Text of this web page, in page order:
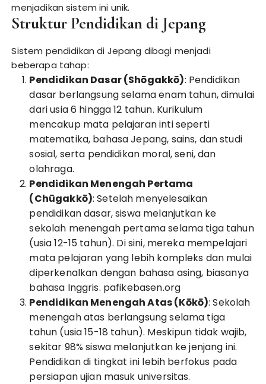
menjadikan sistem ini unik.
Struktur Pendidikan di Jepang
Sistem pendidikan di Jepang dibagi menjadi
beberapa tahap:
Pendidikan Dasar (Shōgakkō): Pendidikan
dasar berlangsung selama enam tahun, dimulai
dari usia 6 hingga 12 tahun. Kurikulum
mencakup mata pelajaran inti seperti
matematika, bahasa Jepang, sains, dan studi
sosial, serta pendidikan moral, seni, dan
olahraga.
Pendidikan Menengah Pertama
(Chūgakkō): Setelah menyelesaikan
pendidikan dasar, siswa melanjutkan ke
sekolah menengah pertama selama tiga tahun
(usia 12-15 tahun). Di sini, mereka mempelajari
mata pelajaran yang lebih kompleks dan mulai
diperkenalkan dengan bahasa asing, biasanya
bahasa Inggris. pafikebasen.org
Pendidikan Menengah Atas (Kōkō): Sekolah
menengah atas berlangsung selama tiga
tahun (usia 15-18 tahun). Meskipun tidak wajib,
sekitar 98% siswa melanjutkan ke jenjang ini.
Pendidikan di tingkat ini lebih berfokus pada
persiapan ujian masuk universitas.